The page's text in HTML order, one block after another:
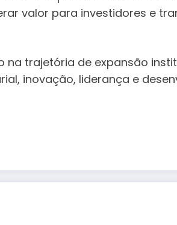
valor para investidores e
trajetória de expansão
inovação, liderança e